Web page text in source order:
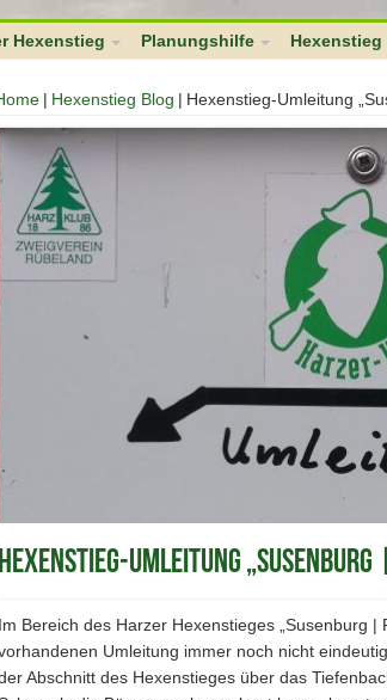
Hexenstieg
Planungshilfe Hexenstieg
| Hexenstieg Blog | Hexenstieg-Umleitung
Hexenstieg-Umleitung „Susenburg
Im Bereich des Harzer Hexenstieges „Susenburg
Umleitung immer noch nicht
Abschnitt des Hexenstieges über das